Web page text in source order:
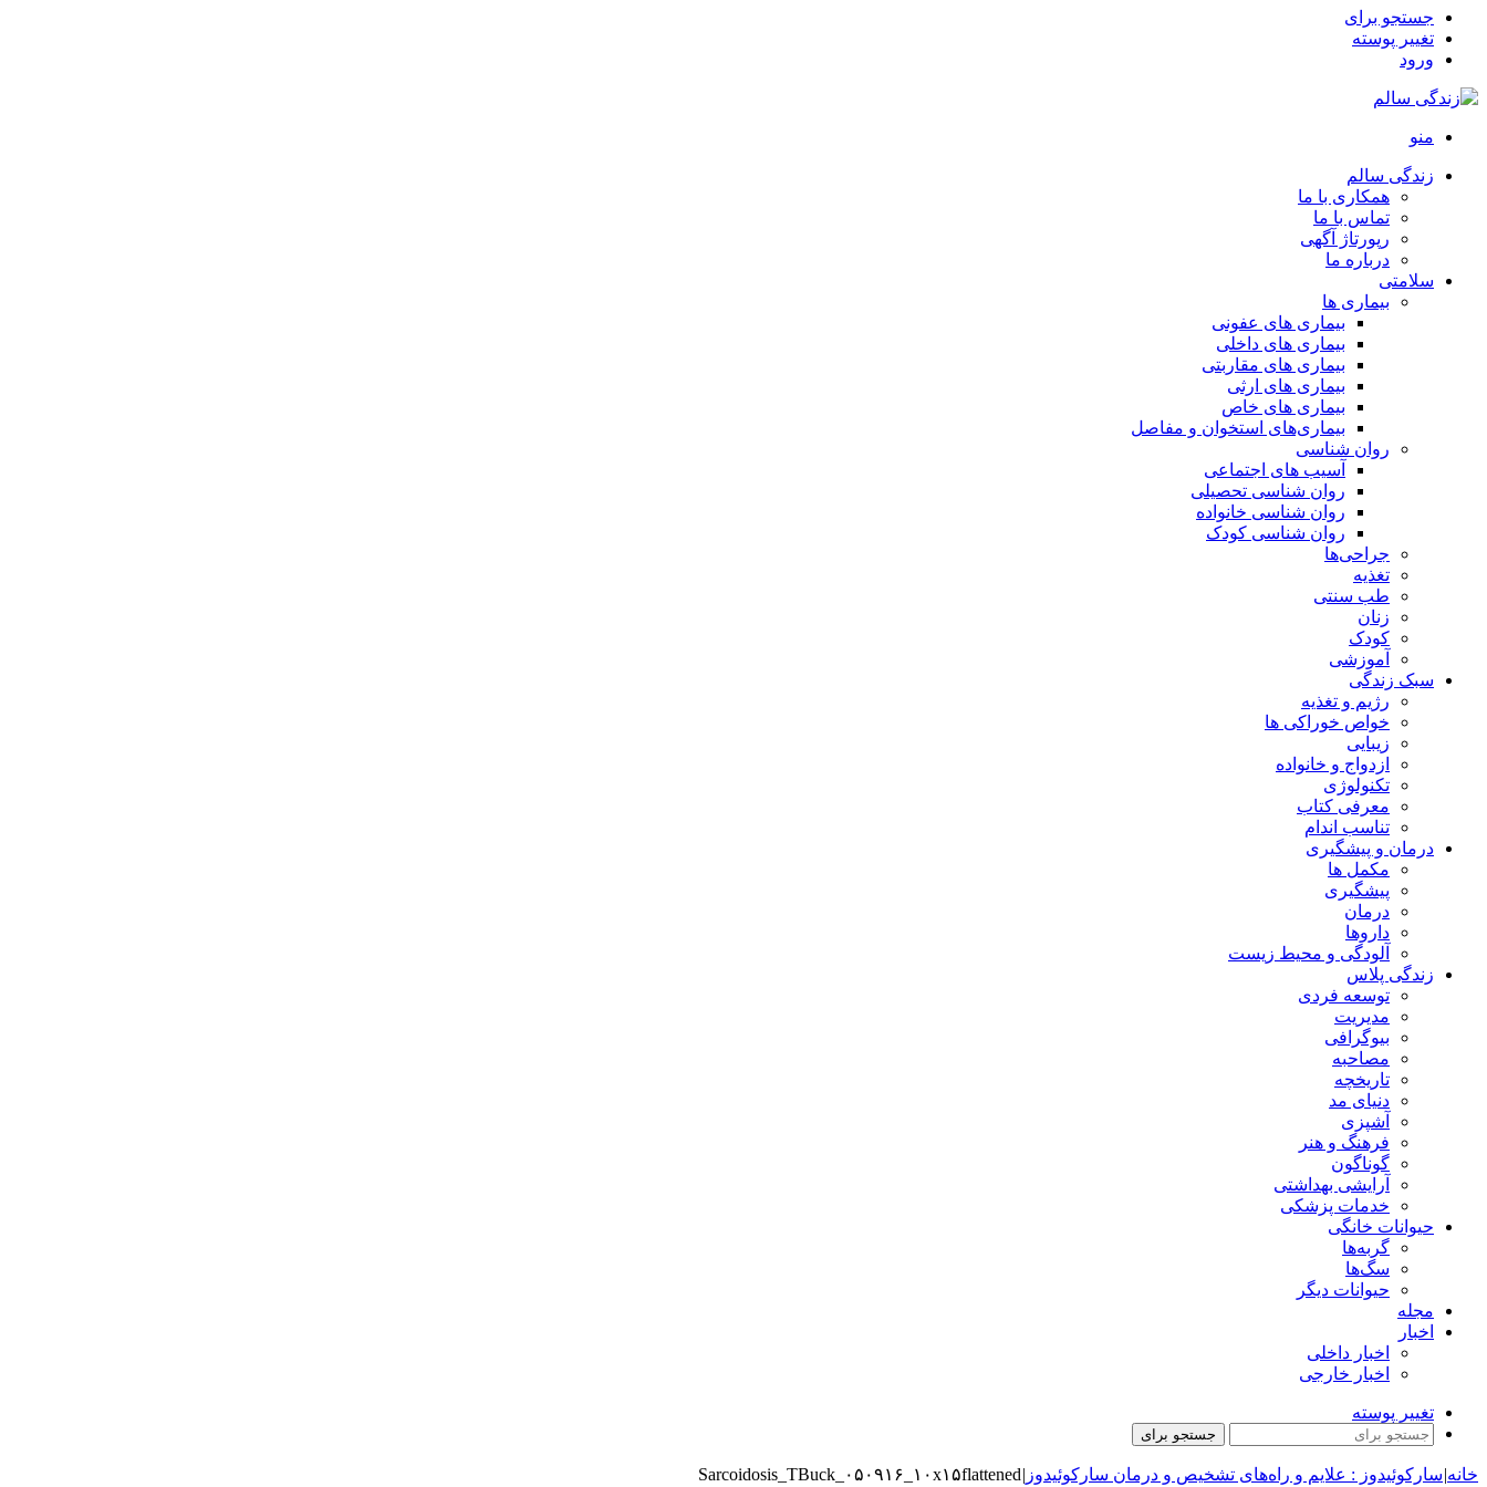
جستجو برای
تغییر پوسته
ورود
منو
زندگی سالم
همکاری با ما
تماس با ما
رپورتاژ آگهی
درباره ما
سلامتی
بیماری ها
بیماری های عفونی
بیماری های داخلی
بیماری های مقاربتی
بیماری های ارثی
بیماری های خاص
بیماری‌های استخوان و مفاصل
روان شناسی
آسیب های اجتماعی
روان شناسی تحصیلی
روان شناسی خانواده
روان شناسی کودک
جراحی‌ها
تغذیه
طب سنتی
زنان
کودک
آموزشی
سبک زندگی
رژیم و تغذیه
خواص خوراکی ها
زیبایی
ازدواج و خانواده
تکنولوژی
معرفی کتاب
تناسب اندام
درمان و پیشگیری
مکمل ها
پیشگیری
درمان
داروها
آلودگی و محیط زیست
زندگی پلاس
توسعه فردی
مدیریت
بیوگرافی
مصاحبه
تاریخچه
دنیای مد
آشپزی
فرهنگ و هنر
گوناگون
آرایشی بهداشتی
خدمات پزشکی
حیوانات خانگی
گربه‌ها
سگ‌ها
حیوانات دیگر
مجله
اخبار
اخبار داخلی
اخبار خارجی
تغییر پوسته
جستجو برای
خانه|سارکوئیدوز : علایم و راه‌های تشخیص و درمان سارکوئیدوز |Sarcoidosis_TBuck_۰۵۰۹۱۶_۱۰x۱۵flattened